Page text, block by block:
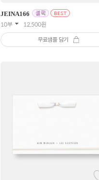
JEINA166
10부 12,500원
무료샘플 담기